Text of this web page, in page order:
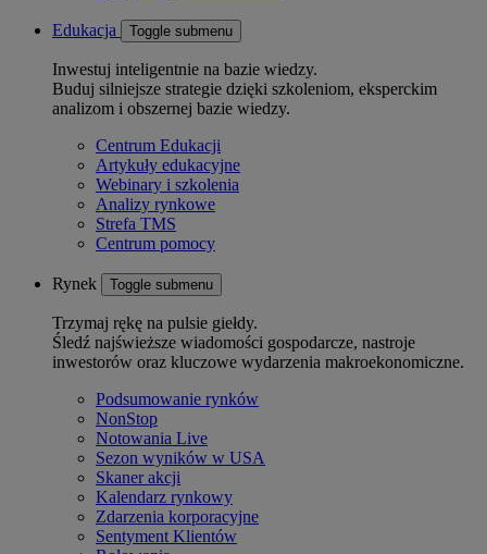
Edukacja Toggle submenu
Inwestuj inteligentnie na bazie wiedzy.
Buduj silniejsze strategie dzięki szkoleniom, eksperckim
analizom i obszernej bazie wiedzy.
Centrum Edukacji
Artykuły edukacyjne
Webinary i szkolenia
Analizy rynkowe
Strefa TMS
Centrum pomocy
Rynek Toggle submenu
Trzymaj rękę na pulsie giełdy.
Śledź najświeższe wiadomości gospodarcze, nastroje
inwestorów oraz kluczowe wydarzenia makroekonomiczne.
Podsumowanie rynków
NonStop
Notowania Live
Sezon wyników w USA
Skaner akcji
Kalendarz rynkowy
Zdarzenia korporacyjne
Sentyment Klientów